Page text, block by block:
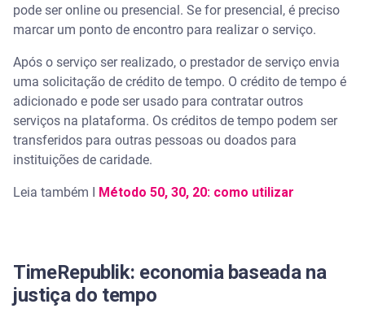
pode ser online ou presencial. Se for presencial, é preciso
marcar um ponto de encontro para realizar o serviço.
Após o serviço ser realizado, o prestador de serviço envia
uma solicitação de crédito de tempo. O crédito de tempo é
adicionado e pode ser usado para contratar outros
serviços na plataforma. Os créditos de tempo podem ser
transferidos para outras pessoas ou doados para
instituições de caridade.
Leia também I Método 50, 30, 20: como utilizar
TimeRepublik: economia baseada na
justiça do tempo